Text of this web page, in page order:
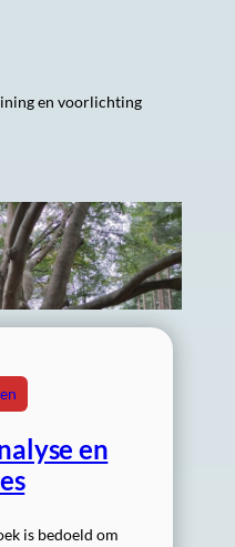
en voorlichting
en
is bedoeld om